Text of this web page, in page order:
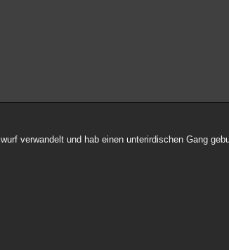
verwandelt und hab einen unterirdischen Gang